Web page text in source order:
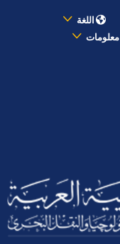
اللغة
معلومات